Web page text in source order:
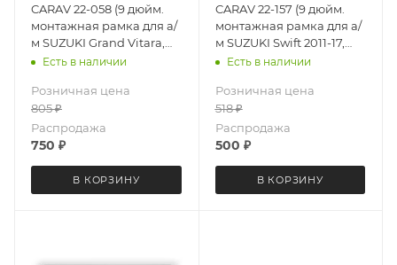
CARAV 22-058 (9 дюйм.
монтажная рамка для а/
м SUZUKI Grand Vitara,
Escudo 2005+
Есть в наличии
Розничная цена
805₽
Распродажа
750 ₽
В КОРЗИНУ
CARAV 22-157 (9 дюйм.
монтажная рамка для а/
м SUZUKI Swift 2011-17,
Ertiga 2012-17 (черный)
Есть в наличии
Розничная цена
518₽
Распродажа
500 ₽
В КОРЗИНУ